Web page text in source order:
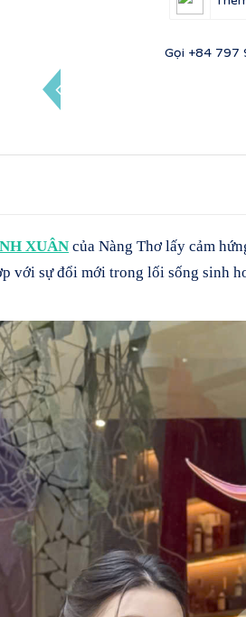
Gọi +84 797
XUÂN của Nàng Thơ lấy cảm
với sự đổi mới trong lối sống sinh